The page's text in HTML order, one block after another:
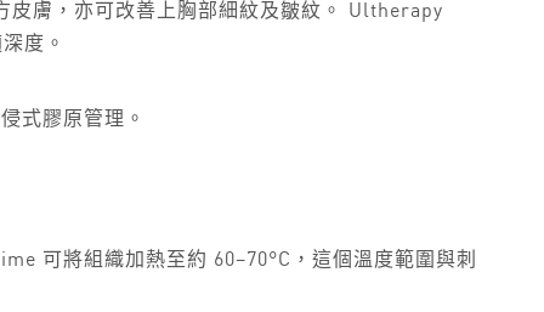
皮膚，亦可改善上胸部細紋及皺紋。 Ultherapy
度。
式膠原管理。
可將組織加熱至約 60–70°C，這個溫度範圍與刺